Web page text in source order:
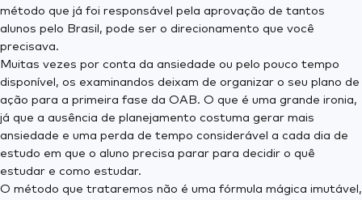
método que já foi responsável pela aprovação de tantos
alunos pelo Brasil, pode ser o direcionamento que você
precisava.
Muitas vezes por conta da ansiedade ou pelo pouco tempo
disponível, os examinandos deixam de organizar o seu plano de
ação para a primeira fase da OAB. O que é uma grande ironia,
já que a ausência de planejamento costuma gerar mais
ansiedade e uma perda de tempo considerável a cada dia de
estudo em que o aluno precisa parar para decidir o quê
estudar e como estudar.
O método que trataremos não é uma fórmula mágica imutável,